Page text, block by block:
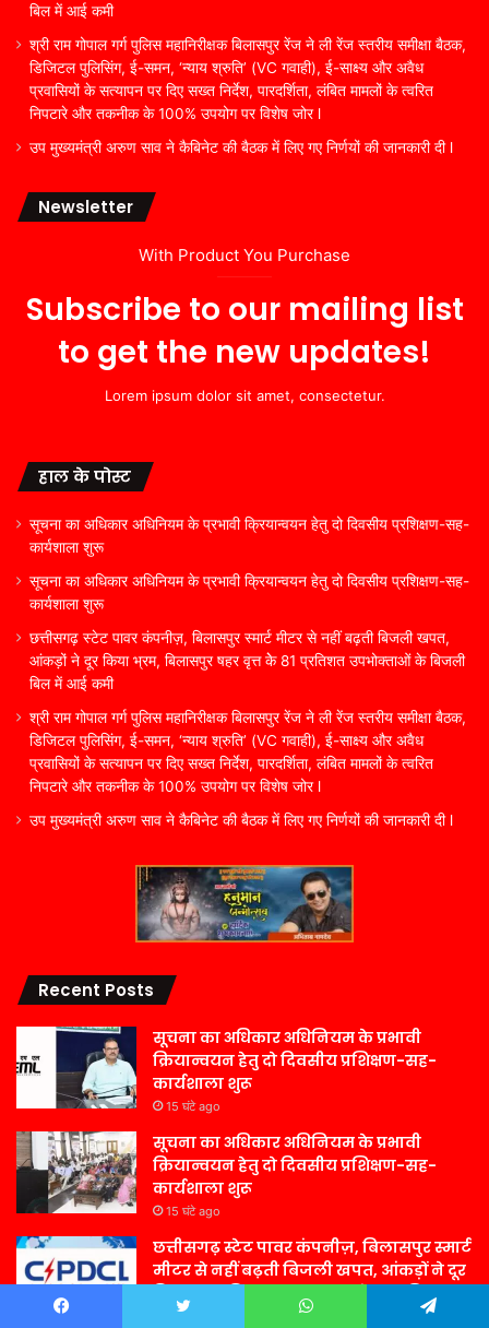
बिल में आई कमी
श्री राम गोपाल गर्ग पुलिस महानिरीक्षक बिलासपुर रेंज ने ली रेंज स्तरीय समीक्षा बैठक,
डिजिटल पुलिसिंग, ई-समन, ‘न्याय श्रुति’ (VC गवाही), ई-साक्ष्य और अवैध
प्रवासियों के सत्यापन पर दिए सख्त निर्देश, पारदर्शिता, लंबित मामलों के त्वरित
निपटारे और तकनीक के 100% उपयोग पर विशेष जोर l
उप मुख्यमंत्री अरुण साव ने कैबिनेट की बैठक में लिए गए निर्णयों की जानकारी दी l
Newsletter
With Product You Purchase
Subscribe to our mailing list
to get the new updates!
Lorem ipsum dolor sit amet, consectetur.
हाल के पोस्ट
सूचना का अधिकार अधिनियम के प्रभावी क्रियान्वयन हेतु दो दिवसीय प्रशिक्षण-सह-
कार्यशाला शुरू
सूचना का अधिकार अधिनियम के प्रभावी क्रियान्वयन हेतु दो दिवसीय प्रशिक्षण-सह-
कार्यशाला शुरू
छत्तीसगढ़ स्टेट पावर कंपनीज़, बिलासपुर स्मार्ट मीटर से नहीं बढ़ती बिजली खपत,
आंकड़ों ने दूर किया भ्रम, बिलासपुर षहर वृत्त केे 81 प्रतिशत उपभोक्ताओं के बिजली
बिल में आई कमी
श्री राम गोपाल गर्ग पुलिस महानिरीक्षक बिलासपुर रेंज ने ली रेंज स्तरीय समीक्षा बैठक,
डिजिटल पुलिसिंग, ई-समन, ‘न्याय श्रुति’ (VC गवाही), ई-साक्ष्य और अवैध
प्रवासियों के सत्यापन पर दिए सख्त निर्देश, पारदर्शिता, लंबित मामलों के त्वरित
निपटारे और तकनीक के 100% उपयोग पर विशेष जोर l
उप मुख्यमंत्री अरुण साव ने कैबिनेट की बैठक में लिए गए निर्णयों की जानकारी दी l
Recent Posts
सूचना का अधिकार अधिनियम के प्रभावी
क्रियान्वयन हेतु दो दिवसीय प्रशिक्षण-सह-
कार्यशाला शुरू
15 घंटे ago
सूचना का अधिकार अधिनियम के प्रभावी
क्रियान्वयन हेतु दो दिवसीय प्रशिक्षण-सह-
कार्यशाला शुरू
15 घंटे ago
छत्तीसगढ़ स्टेट पावर कंपनीज़, बिलासपुर स्मार्ट
मीटर से नहीं बढ़ती बिजली खपत, आंकड़ों ने दूर
किया भ्रम, बिलासपुर षहर वृत्त केे 81 प्रतिशत
उपभोक्ताओं के बिजली बिल में आई कमी